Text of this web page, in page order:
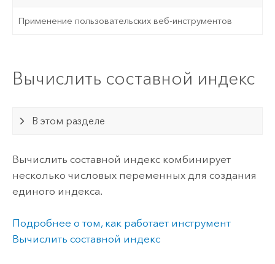
Применение пользовательских веб-инструментов
Вычислить составной индекс
В этом разделе
Вычислить составной индекс комбинирует
несколько числовых переменных для создания
единого индекса.
Подробнее о том, как работает инструмент
Вычислить составной индекс